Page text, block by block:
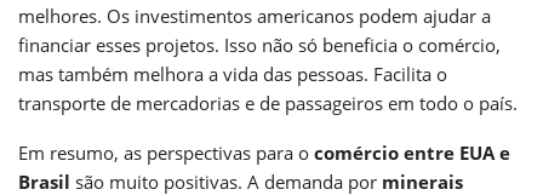
melhores. Os investimentos americanos podem ajudar a
financiar esses projetos. Isso não só beneficia o comércio,
mas também melhora a vida das pessoas. Facilita o
transporte de mercadorias e de passageiros em todo o país.
Em resumo, as perspectivas para o comércio entre EUA e
Brasil são muito positivas. A demanda por minerais